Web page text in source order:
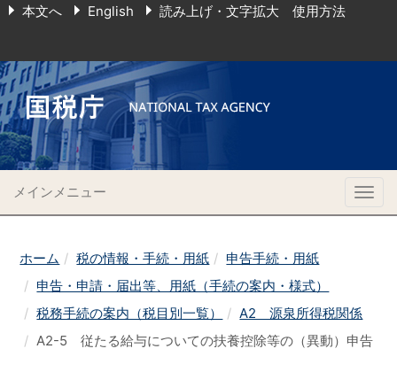
本文へ English 読み上げ・文字拡大 使用方法
メインメニュー
ホーム 税の情報・手続・用紙
申告手続・用紙
申告・申請・届出等、用紙（手続の案内・様式）
税務手続の案内（税目別一覧）
A2 源泉所得税関係
A2-5 従たる給与についての扶養控除等の（異動）申告